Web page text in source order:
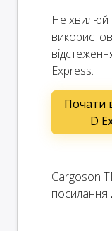
Не
Express.
Почати
D
Cargoson
посилання